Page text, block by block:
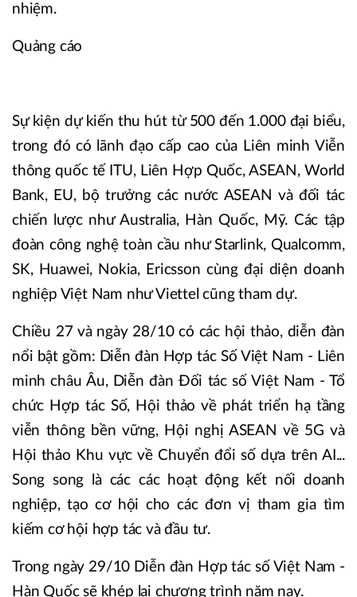
nhiệm.
Quảng cáo
Sự kiện dự kiến thu hút từ 500 đến 1.000 đại biểu,
trong đó có lãnh đạo cấp cao của Liên minh Viễn
thông quốc tế ITU, Liên Hợp Quốc, ASEAN, World
Bank, EU, bộ trưởng các nước ASEAN và đối tác
chiến lược như Australia, Hàn Quốc, Mỹ. Các tập
đoàn công nghệ toàn cầu như Starlink, Qualcomm,
SK, Huawei, Nokia, Ericsson cùng đại diện doanh
nghiệp Việt Nam như Viettel cũng tham dự.
Chiều 27 và ngày 28/10 có các hội thảo, diễn đàn
nổi bật gồm: Diễn đàn Hợp tác Số Việt Nam - Liên
minh châu Âu, Diễn đàn Đối tác số Việt Nam - Tổ
chức Hợp tác Số, Hội thảo về phát triển hạ tầng
viễn thông bền vững, Hội nghị ASEAN về 5G và
Hội thảo Khu vực về Chuyển đổi số dựa trên AI...
Song song là các các hoạt động kết nối doanh
nghiệp, tạo cơ hội cho các đơn vị tham gia tìm
kiếm cơ hội hợp tác và đầu tư.
Trong ngày 29/10 Diễn đàn Hợp tác số Việt Nam -
Hàn Quốc sẽ khép lại chương trình năm nay.